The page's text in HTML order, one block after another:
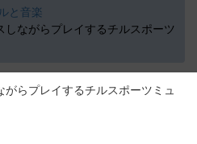
と音楽
ながらプレイするチルスポーツ
らプレイするチルスポーツミュ